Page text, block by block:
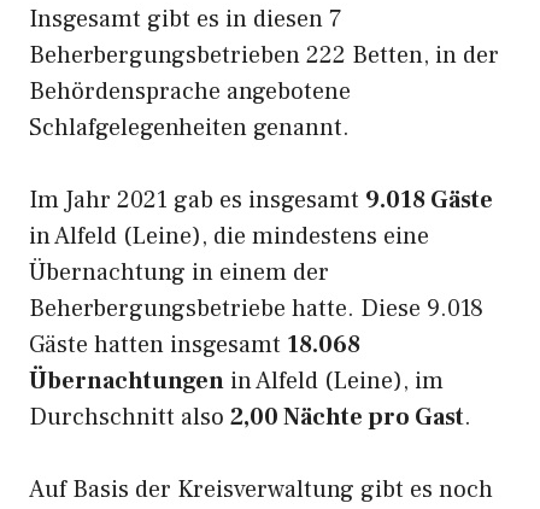
Insgesamt gibt es in diesen 7
Beherbergungsbetrieben 222 Betten, in der
Behördensprache angebotene
Schlafgelegenheiten genannt.
Im Jahr 2021 gab es insgesamt 9.018 Gäste
in Alfeld (Leine), die mindestens eine
Übernachtung in einem der
Beherbergungsbetriebe hatte. Diese 9.018
Gäste hatten insgesamt 18.068
Übernachtungen in Alfeld (Leine), im
Durchschnitt also 2,00 Nächte pro Gast.
Auf Basis der Kreisverwaltung gibt es noch